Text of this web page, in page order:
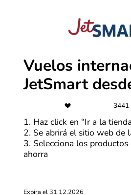
añadelos en tu carrito. No
tu compra para saber que tu
fácil que nunca. ¡Ahorra en
Vuelos
JetSmart
3441
1. Haz click en “Ir a la
2. Se abrirá el sitio web de
3. Selecciona los productos
ahorra
Expira el 31.12.2026